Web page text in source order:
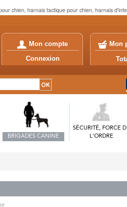
chien, harnais tactique pour chien, harnais
Mon compte
Connexion
Mon
BRIGADES CANINE
SÉCURITÉ, FORCE
L'ORDRE